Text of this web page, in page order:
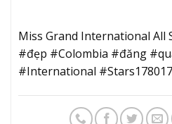
Miss Grand International All
#đẹp #Colombia #đăng
#International